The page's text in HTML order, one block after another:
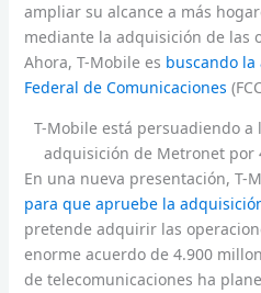
ampliar su alcance a más
mediante la adquisición de las
Ahora, T-Mobile es buscando la
Federal de Comunicaciones
T-Mobile está persuadiendo a
adquisición de Metronet por
En una nueva presentación, T-
para que apruebe la
pretende adquirir las
enorme acuerdo de 4.900
de telecomunicaciones ha